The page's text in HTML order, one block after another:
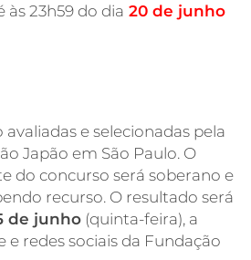
às 23h59 do dia 20 de junho
e selecionadas pela
Japão em São Paulo. O
do concurso será soberano e
recurso. O resultado será
de junho (quinta-feira), a
e redes sociais da Fundação